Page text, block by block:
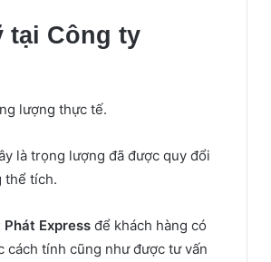
tại Công ty
lượng thực tế.
là trọng lượng đã được quy đổi
thể tích.
Expressđể khách hàng có
cách tính cũng như được tư vấn